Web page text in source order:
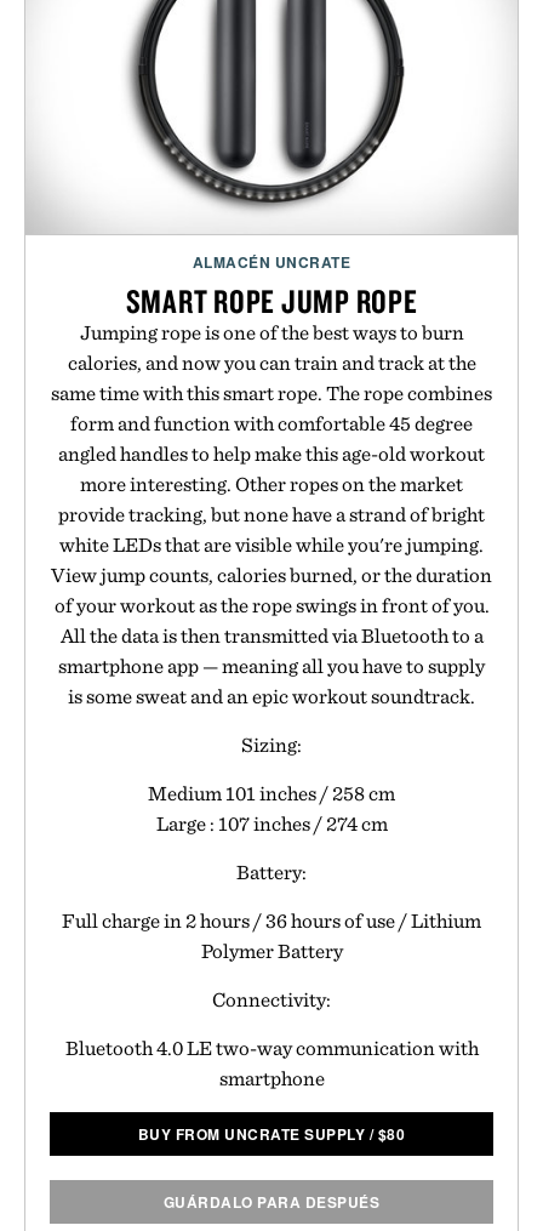
ALMACÉN UNCRATE
SMART ROPE JUMP ROPE
Jumping rope is one of the best ways to burn
calories, and now you can train and track at the
same time with this smart rope. The rope combines
form and function with comfortable 45 degree
angled handles to help make this age-old workout
more interesting. Other ropes on the market
provide tracking, but none have a strand of bright
white LEDs that are visible while you're jumping.
View jump counts, calories burned, or the duration
of your workout as the rope swings in front of you.
All the data is then transmitted via Bluetooth to a
smartphone app — meaning all you have to supply
is some sweat and an epic workout soundtrack.
Sizing:
Medium 101 inches / 258 cm
Large : 107 inches / 274 cm
Battery:
Full charge in 2 hours / 36 hours of use / Lithium
Polymer Battery
Connectivity:
Bluetooth 4.0 LE two-way communication with
smartphone
BUY FROM UNCRATE SUPPLY /$80
GUÁRDALO PARA DESPUÉS